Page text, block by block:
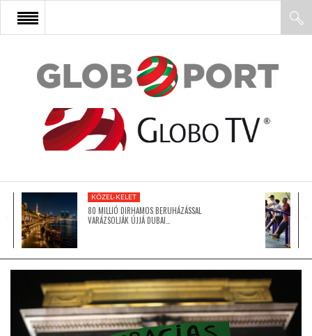
FŐOLDAL
AFRIKA
ÁZSIA
LATIN-AMERIKA
KÖZEL-KELET
80 MILLIÓ DIRHAMOS BERUHÁZÁSSAL
VARÁZSOLJÁK ÚJJÁ DUBAI…